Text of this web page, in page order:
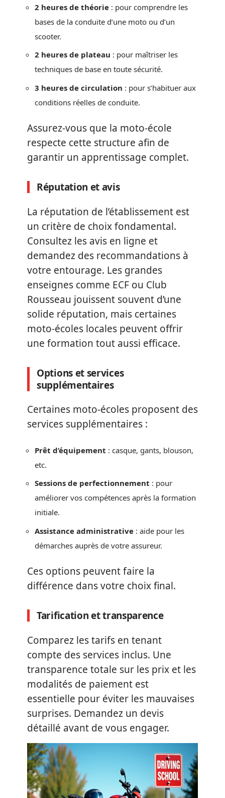
2 heures de théorie : pour comprendre les
bases de la conduite d’une moto ou d’un
scooter.
2 heures de plateau : pour maîtriser les
techniques de base en toute sécurité.
3 heures de circulation : pour s’habituer aux
conditions réelles de conduite.
Assurez-vous que la moto-école
respecte cette structure afin de
garantir un apprentissage complet.
Réputation et avis
La réputation de l’établissement est
un critère de choix fondamental.
Consultez les avis en ligne et
demandez des recommandations à
votre entourage. Les grandes
enseignes comme ECF ou Club
Rousseau jouissent souvent d’une
solide réputation, mais certaines
moto-écoles locales peuvent offrir
une formation tout aussi efficace.
Options et services
supplémentaires
Certaines moto-écoles proposent des
services supplémentaires :
Prêt d’équipement : casque, gants, blouson,
etc.
Sessions de perfectionnement : pour
améliorer vos compétences après la formation
initiale.
Assistance administrative : aide pour les
démarches auprès de votre assureur.
Ces options peuvent faire la
différence dans votre choix final.
Tarification et transparence
Comparez les tarifs en tenant
compte des services inclus. Une
transparence totale sur les prix et les
modalités de paiement est
essentielle pour éviter les mauvaises
surprises. Demandez un devis
détaillé avant de vous engager.